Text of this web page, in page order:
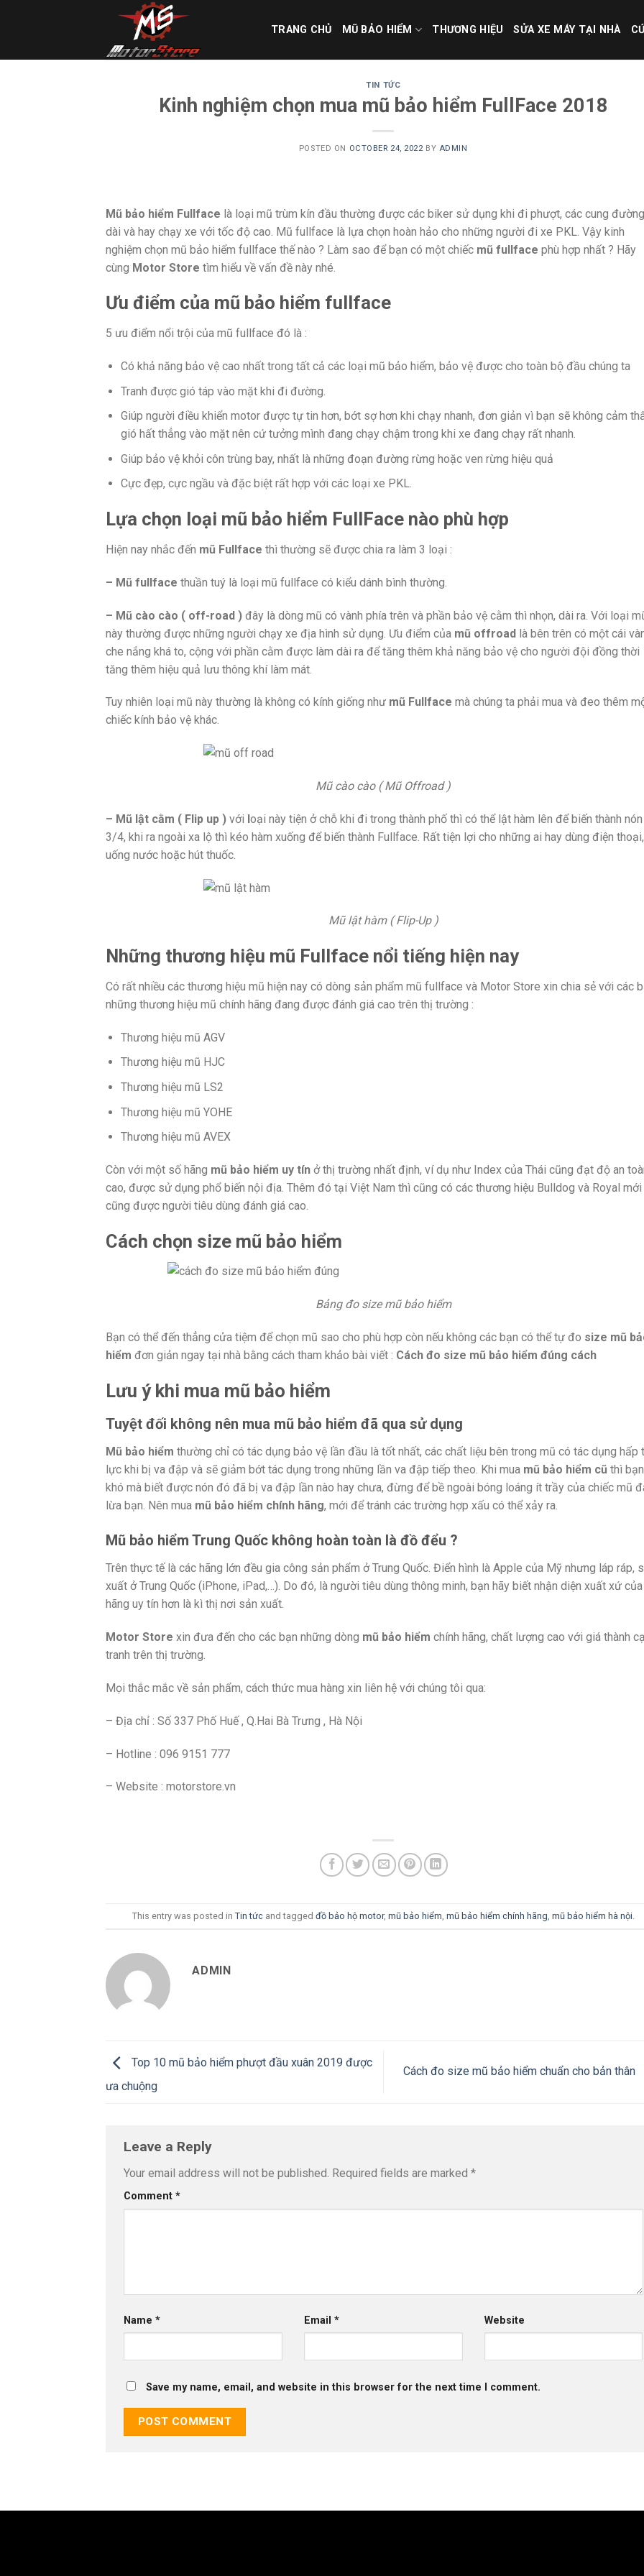
TRANG CHỦ MŨ BẢO HIỂM THƯƠNG HIỆU SỬA XE MÁY TẠI NHÀ
TIN TỨC
Kinh nghiệm chọn mua mũ bảo hiểm FullFace 2018
POSTED ON OCTOBER 24, 2022 BY ADMIN
Mũ bảo hiểm Fullface là loại mũ trùm kín đầu thường được các biker sử dụng khi đi phượt, các cung đường
dài và hay chạy xe với tốc độ cao. Mũ fullface là lựa chọn hoàn hảo cho những người đi xe PKL. Vậy kinh
nghiệm chọn mũ bảo hiểm fullface thế nào ? Làm sao để bạn có một chiếc mũ fullface phù hợp nhất ? Hãy
cùng Motor Store tìm hiểu về vấn đề này nhé.
Ưu điểm của mũ bảo hiểm fullface
5 ưu điểm nổi trội của mũ fullface đó là :
Có khả năng bảo vệ cao nhất trong tất cả các loại mũ bảo hiểm, bảo vệ được cho toàn bộ đầu chúng ta
Tranh được gió táp vào mặt khi đi đường.
Giúp người điều khiển motor được tự tin hơn, bớt sợ hơn khi chạy nhanh, đơn giản vì bạn sẽ không cảm
gió hất thẳng vào mặt nên cứ tưởng mình đang chạy chậm trong khi xe đang chạy rất nhanh.
Giúp bảo vệ khỏi côn trùng bay, nhất là những đoạn đường rừng hoặc ven rừng hiệu quả
Cực đẹp, cực ngầu và đặc biệt rất hợp với các loại xe PKL.
Lựa chọn loại mũ bảo hiểm FullFace nào phù hợp
Hiện nay nhắc đến mũ Fullface thì thường sẽ được chia ra làm 3 loại :
– Mũ fullface thuần tuý là loại mũ fullface có kiểu dánh bình thường.
– Mũ cào cào ( off-road ) đây là dòng mũ có vành phía trên và phần bảo vệ cằm thì nhọn, dài ra. Với loại
này thường được những người chạy xe địa hình sử dụng. Ưu điểm của mũ offroad là bên trên có một cái
che nắng khá to, cộng với phần cằm được làm dài ra để tăng thêm khả năng bảo vệ cho người đội đồng thời
tăng thêm hiệu quả lưu thông khí làm mát.
Tuy nhiên loại mũ này thường là không có kính giống như mũ Fullface mà chúng ta phải mua và đeo thêm
chiếc kính bảo vệ khác.
Mũ cào cào ( Mũ Offroad )
– Mũ lật cằm ( Flip up ) với loại này tiện ở chỗ khi đi trong thành phố thì có thể lật hàm lên để biến thành nón
3/4, khi ra ngoài xa lộ thì kéo hàm xuống để biến thành Fullface. Rất tiện lợi cho những ai hay dùng điện thoại,
uống nước hoặc hút thuốc.
Mũ lật hàm ( Flip-Up )
Những thương hiệu mũ Fullface nổi tiếng hiện nay
Có rất nhiều các thương hiệu mũ hiện nay có dòng sản phẩm mũ fullface và Motor Store xin chia sẻ với các
những thương hiệu mũ chính hãng đang được đánh giá cao trên thị trường :
Thương hiệu mũ AGV
Thương hiệu mũ HJC
Thương hiệu mũ LS2
Thương hiệu mũ YOHE
Thương hiệu mũ AVEX
Còn với một số hãng mũ bảo hiểm uy tín ở thị trường nhất định, ví dụ như Index của Thái cũng đạt độ an
cao, được sử dụng phổ biến nội địa. Thêm đó tại Việt Nam thì cũng có các thương hiệu Bulldog và Royal mới
cũng được người tiêu dùng đánh giá cao.
Cách chọn size mũ bảo hiểm
Bảng đo size mũ bảo hiểm
Bạn có thể đến thẳng cửa tiệm để chọn mũ sao cho phù hợp còn nếu không các bạn có thể tự đo size mũ
hiểm đơn giản ngay tại nhà bằng cách tham khảo bài viết : Cách đo size mũ bảo hiểm đúng cách
Lưu ý khi mua mũ bảo hiểm
Tuyệt đối không nên mua mũ bảo hiểm đã qua sử dụng
Mũ bảo hiểm thường chỉ có tác dụng bảo vệ lần đầu là tốt nhất, các chất liệu bên trong mũ có tác dụng hấp
lực khi bị va đập và sẽ giảm bớt tác dụng trong những lần va đập tiếp theo. Khi mua mũ bảo hiểm cũ thì bạn
khó mà biết được nón đó đã bị va đập lần nào hay chưa, đừng để bề ngoài bóng loáng ít trầy của chiếc mũ
lừa bạn. Nên mua mũ bảo hiểm chính hãng, mới để tránh các trường hợp xấu có thể xảy ra.
Mũ bảo hiểm Trung Quốc không hoàn toàn là đồ đểu ?
Trên thực tế là các hãng lớn đều gia công sản phẩm ở Trung Quốc. Điển hình là Apple của Mỹ nhưng láp ráp,
xuất ở Trung Quốc (iPhone, iPad,…). Do đó, là người tiêu dùng thông minh, bạn hãy biết nhận diện xuất xứ của
hãng uy tín hơn là kì thị nơi sản xuất.
Motor Store xin đưa đến cho các bạn những dòng mũ bảo hiểm chính hãng, chất lượng cao với giá thành
tranh trên thị trường.
Mọi thắc mắc về sản phẩm, cách thức mua hàng xin liên hệ với chúng tôi qua:
– Địa chỉ : Số 337 Phố Huế , Q.Hai Bà Trưng , Hà Nội
– Hotline : 096 9151 777
– Website : motorstore.vn
This entry was posted in Tin tứcand tagged đồ bảo hộ motor, mũ bảo hiểm mũ bảo hiểm chính hãng mũ bảo hiểm hà nội
ADMIN
Top 10 mũ bảo hiểm phượt đầu xuân 2019 được
ưa chuộng
Cách đo size mũ bảo hiểm chuẩn cho bản thân
Leave a Reply
Your email address will not be published. Required fields are marked *
Comment *
Name * Email * Website
Save my name, email, and website in this browser for the next time I comment.